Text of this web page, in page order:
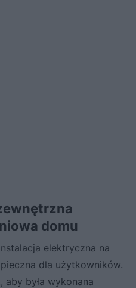
domu
elektryczna na
dla użytkowników.
była wykonana